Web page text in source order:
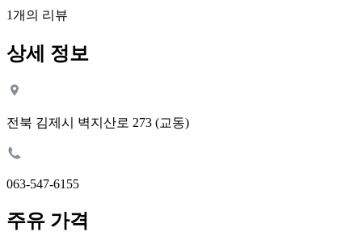
1개의 리뷰
상세 정보
전북 김제시 벽지산로 273 (교동)
063-547-6155
주유 가격